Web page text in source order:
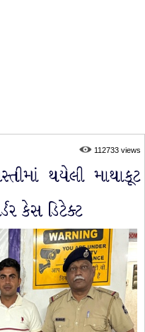
112733 views
થયેલી માથાકૂટ
કેસ ડિટેક્ટ